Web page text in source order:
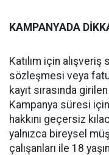
KAMPANYADA
Katılım için alışveriş
sözleşmesi veya
kayıt sırasında
Kampanya süresi
hakkını geçersiz
yalnızca bireysel
çalışanları ile 18